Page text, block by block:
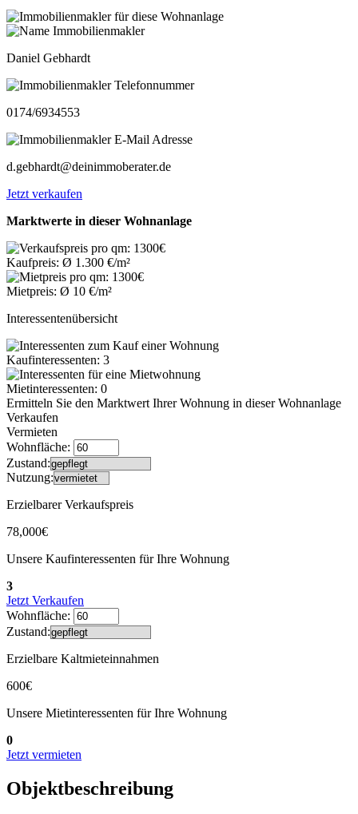
Daniel Gebhardt
0174/6934553
d.gebhardt@deinimmoberater.de
Jetzt verkaufen
Marktwerte in dieser Wohnanlage
Kaufpreis: Ø 1.300 €/m²
Mietpreis: Ø 10 €/m²
Interessentenübersicht
Kaufinteressenten: 3
Mietinteressenten: 0
Ermitteln Sie den Marktwert Ihrer Wohnung in dieser Wohnanlage
Verkaufen
Vermieten
Wohnfläche:
Zustand:
Nutzung:
Erzielbarer Verkaufspreis
78,000€
Unsere Kaufinteressenten für Ihre Wohnung
3
Jetzt Verkaufen
Wohnfläche:
Zustand:
Erzielbare Kaltmieteinnahmen
600€
Unsere Mietinteressenten für Ihre Wohnung
0
Jetzt vermieten
Objektbeschreibung